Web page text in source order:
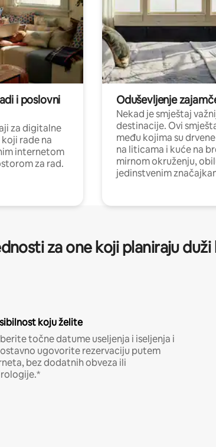
i poslovni
za digitalne
rade na
internetom
za rad.
Oduševljenje
Nekad je smještaj
destinacije. Ovi
među kojima su
na liticama i kuće na
mirnom okruženju,
jedinstvenim
za one koji planiraju
koju želite
točne datume useljenja i iseljenja i
ugovorite rezervaciju putem
bez dodatnih obveza ili